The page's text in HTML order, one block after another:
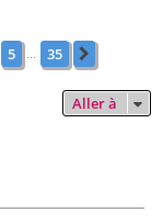
5 35
Aller à